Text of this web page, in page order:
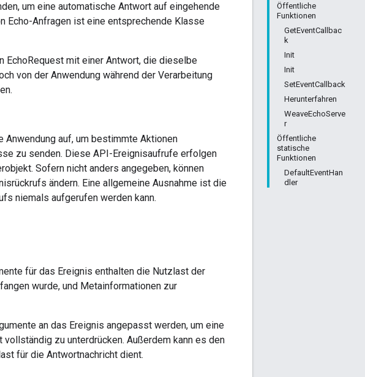
Öffentliche
Funktionen
GetEventCallbac
k
Init
Init
SetEventCallback
Herunterfahren
WeaveEchoServe
r
Öffentliche
statische
Funktionen
DefaultEventHan
dler
um eine automatische Antwort auf eingehende
Echo-Anfragen ist eine entsprechende Klasse
EchoRequest mit einer Antwort, die dieselbe
von der Anwendung während der Verarbeitung
Anwendung auf, um bestimmte Aktionen
zu senden. Diese API-Ereignisaufrufe erfolgen
Sofern nicht anders angegeben, können
ändern. Eine allgemeine Ausnahme ist die
niemals aufgerufen werden kann.
für das Ereignis enthalten die Nutzlast der
wurde, und Metainformationen zur
an das Ereignis angepasst werden, um eine
zu unterdrücken. Außerdem kann es den
für die Antwortnachricht dient.